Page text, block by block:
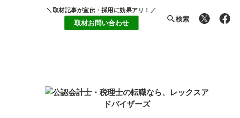
＼取材記事が宣伝・採用に効果アリ！／
取材お問い合わせ 検索